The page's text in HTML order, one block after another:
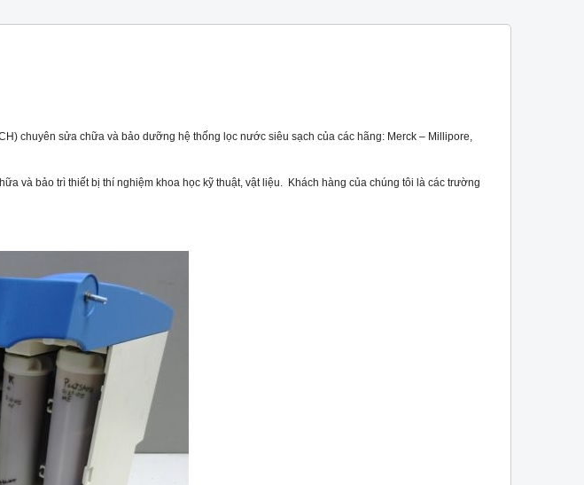
chuyên sửa chữa và bảo dưỡng hệ thống lọc nước siêu sạch của các hãng: Merck – Millipore,
và bảo trì thiết bị thí nghiệm khoa học kỹ thuật, vật liệu. Khách hàng của chúng tôi là các trường